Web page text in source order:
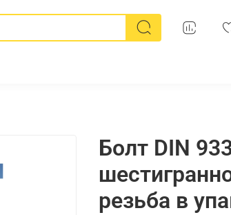
Болт DIN
резьба в